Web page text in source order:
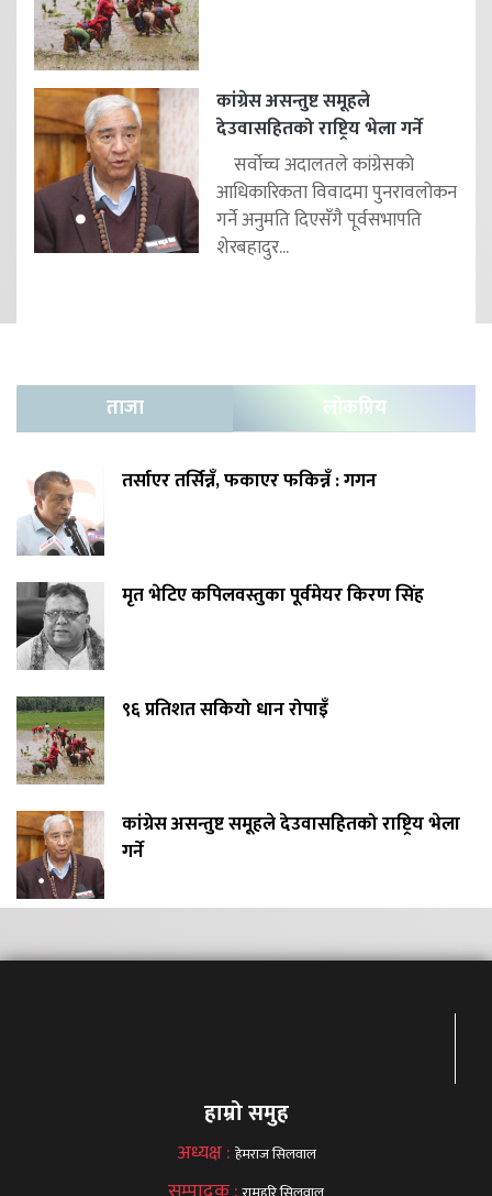
कांग्रेस असन्तुष्ट समूहले
देउवासहितको राष्ट्रिय भेला गर्ने
सर्वोच्च अदालतले कांग्रेसको
आधिकारिकता विवादमा पुनरावलोकन
गर्ने अनुमति दिएसँगै पूर्वसभापति
शेरबहादुर...
ताजा लोकप्रिय
तर्साएर तर्सिन्नँ, फकाएर फकिन्नँ : गगन
मृत भेटिए कपिलवस्तुका पूर्वमेयर किरण सिंह
९६ प्रतिशत सकियो धान रोपाइँ
कांग्रेस असन्तुष्ट समूहले देउवासहितको राष्ट्रिय भेला
गर्ने
हाम्रो समुह
अध्यक्ष : हेमराज सिलवाल